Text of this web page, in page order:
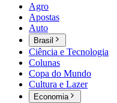
Agro
Apostas
Auto
Brasil
Ciência e Tecnologia
Colunas
Copa do Mundo
Cultura e Lazer
Economia